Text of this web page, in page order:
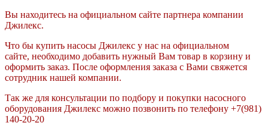
Вы находитесь на официальном сайте партнера компании
Джилекс.
Что бы купить насосы Джилекс у нас на официальном
сайте, необходимо добавить нужный Вам товар в корзину и
оформить заказ. После оформления заказа с Вами свяжется
сотрудник нашей компании.
Так же для консультации по подбору и покупки насосного
оборудования Джилекс можно позвонить по телефону +7(981)
140-20-20